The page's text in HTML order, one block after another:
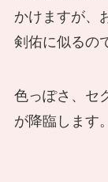
かけますが、
剣佑に似るの
色っぽさ、セ
が降臨します。